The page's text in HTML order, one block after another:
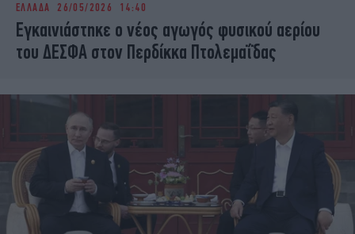
ΕΛΛΑΔΑ 26/05/2026 14:40
Εγκαινιάστηκε ο νέος αγωγός φυσικού αερίου
του ΔΕΣΦΑ στον Περδίκκα Πτολεμαΐδας